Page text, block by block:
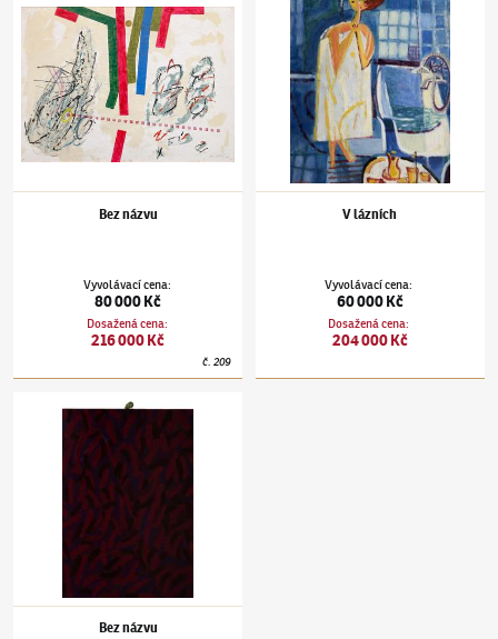
Bez názvu
Vyvolávací cena:
80 000 Kč
Dosažená cena:
216 000 Kč
č.209
V lázních
Vyvolávací cena:
60 000 Kč
Dosažená cena:
204 000 Kč
Jan Kotík(1916–2002)Bez názvu
Bez názvu